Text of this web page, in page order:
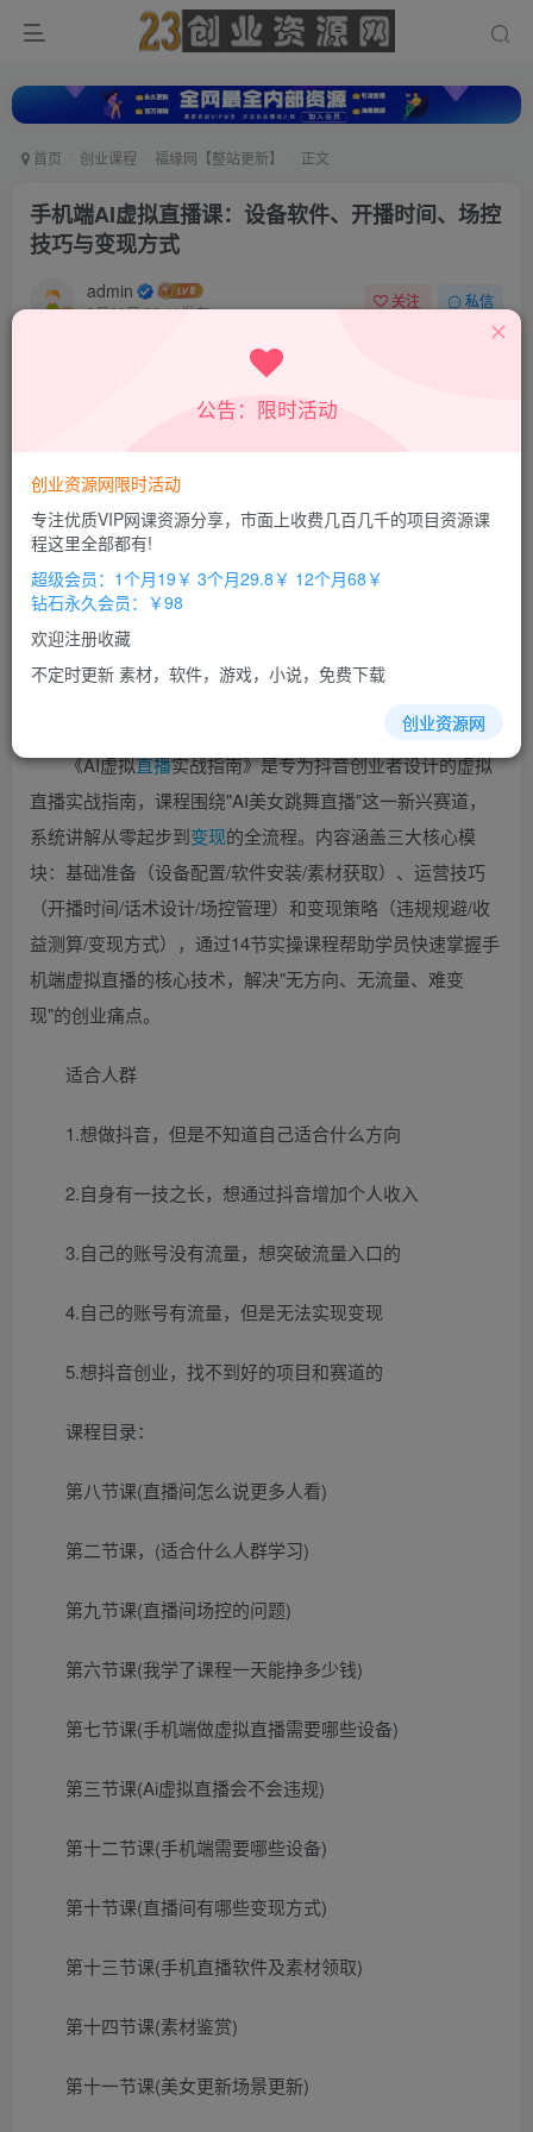
首页 创业课程 福缘网【整站更新】 正文
手机端AI虚拟直播课：设备软件、开播时间、场控
技巧与变现方式
admin
8月29日 22:41发布
关注 私信
超级会员
立即购买
您当前未登录！建议登陆后购买，办理会员包月更省钱，可保存购
《AI虚拟直播实战指南》是专为抖音创业者设计的虚拟
直播实战指南，课程围绕"AI美女跳舞直播"这一新兴赛道，
系统讲解从零起步到变现的全流程。内容涵盖三大核心模
块：基础准备（设备配置/软件安装/素材获取）、运营技巧
（开播时间/话术设计/场控管理）和变现策略（违规规避/收
益测算/变现方式），通过14节实操课程帮助学员快速掌握手
机端虚拟直播的核心技术，解决"无方向、无流量、难变
现"的创业痛点。
适合人群
1.想做抖音，但是不知道自己适合什么方向
2.自身有一技之长，想通过抖音增加个人收入
3.自己的账号没有流量，想突破流量入口的
4.自己的账号有流量，但是无法实现变现
5.想抖音创业，找不到好的项目和赛道的
课程目录：
第八节课(直播间怎么说更多人看)
第二节课，(适合什么人群学习)
第九节课(直播间场控的问题)
第六节课(我学了课程一天能挣多少钱)
第七节课(手机端做虚拟直播需要哪些设备)
第三节课(Ai虚拟直播会不会违规)
第十二节课(手机端需要哪些设备)
第十节课(直播间有哪些变现方式)
第十三节课(手机直播软件及素材领取)
第十四节课(素材鉴赏)
第十一节课(美女更新场景更新)
公告：限时活动
创业资源网限时活动
专注优质VIP网课资源分享，市面上收费几百几千的项目资源课
程这里全部都有!
超级会员：1个月19￥ 3个月29.8￥ 12个月68￥
钻石永久会员：￥98
欢迎注册收藏
不定时更新 素材，软件，游戏，小说，免费下载
创业资源网